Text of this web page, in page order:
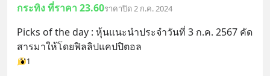
กระทิง ที่ราคา 23.60ราคาปิด 2 ก.ค. 2024
Picks of the day : หุ้นแนะนำประจำวันที่ 3 ก.ค. 2567 คัด
สารมาให้โดยฟิลลิปแคปปิตอล
1